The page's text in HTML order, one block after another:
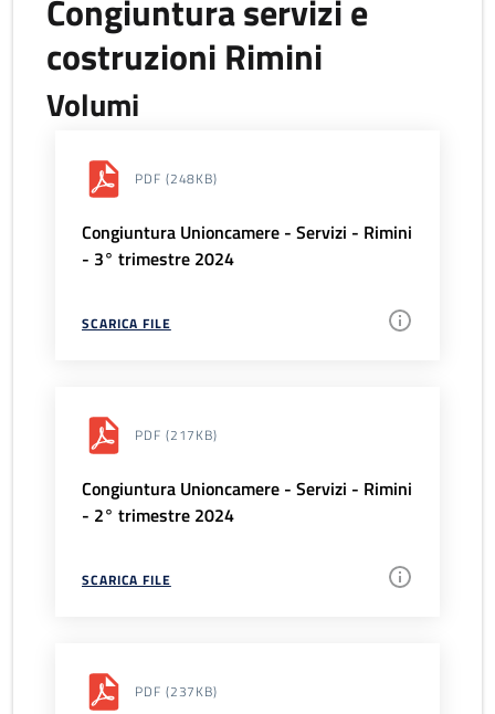
Congiuntura servizi e
costruzioni Rimini
Volumi
PDF (248KB)
Congiuntura Unioncamere - Servizi - Rimini
- 3° trimestre 2024
SCARICA FILE
PDF (217KB)
Congiuntura Unioncamere - Servizi - Rimini
- 2° trimestre 2024
SCARICA FILE
PDF (237KB)